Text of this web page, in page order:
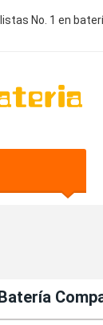
No. 1 en